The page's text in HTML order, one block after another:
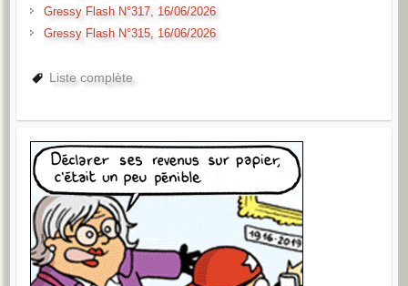
Gressy Flash N°317, 16/06/2026
Gressy Flash N°315, 16/06/2026
Liste complète